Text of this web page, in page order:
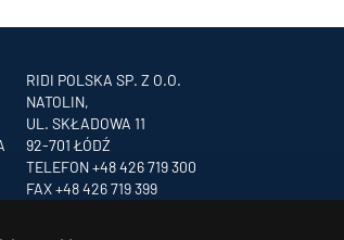
RIDI POLSKA SP. Z O.O.
NATOLIN,
UL. SKŁADOWA 11
92-701 ŁÓDŹ
TELEFON +48 426 719 300
FAX +48 426 719 399